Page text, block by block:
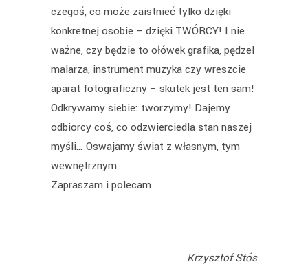
czegoś, co może zaistnieć tylko dzięki
konkretnej osobie – dzięki TWÓRCY! I nie
ważne, czy będzie to ołówek grafika, pędzel
malarza, instrument muzyka czy wreszcie
aparat fotograficzny – skutek jest ten sam!
Odkrywamy siebie: tworzymy! Dajemy
odbiorcy coś, co odzwierciedla stan naszej
myśli… Oswajamy świat z własnym, tym
wewnętrznym.
Zapraszam i polecam.
Krzysztof Stós